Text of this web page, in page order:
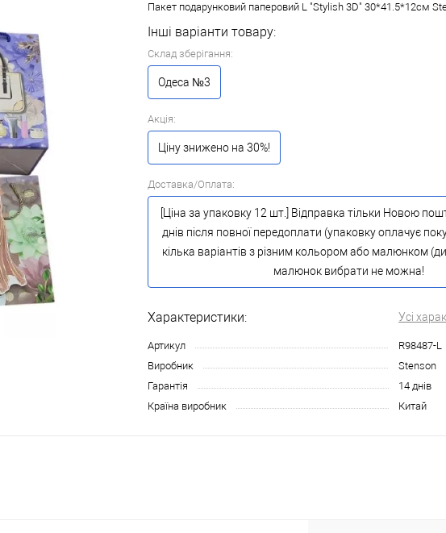
Пакет подарунковий паперовий L "Stylish 3D" 30*41.5*12см
Інші варіанти товару:
Склад зберігання:
Одеса №3
Акція:
Ціну знижено на 30%!
Доставка/Оплата:
[Ціна за упаковку 12 шт.] Відправка тільки Новою
днів після повної передоплати (упаковку оплачує
кілька варіантів з різним кольором або малюнком
малюнок вибрати не можна!
Характеристики: Усі
Артикул
R98487-L
Виробник
Stenson
Гарантія
14 днів
Країна виробник
Китай